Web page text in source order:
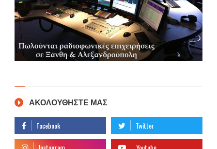
ΑΚΟΛΟΥΘΗΣΤΕ ΜΑΣ